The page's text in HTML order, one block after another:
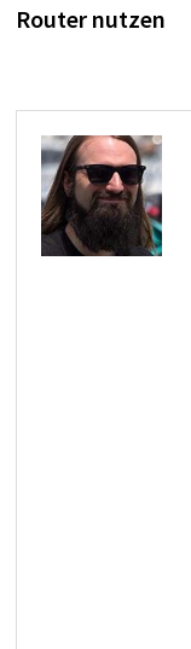
Router nutzen